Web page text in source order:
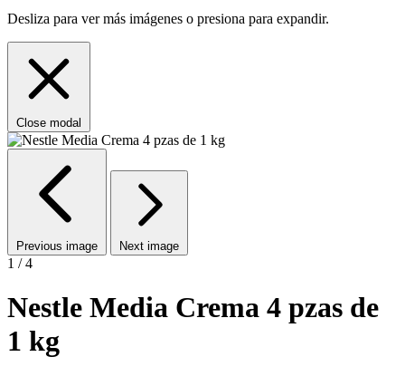
Desliza para ver más imágenes o presiona para expandir.
Close modal
Previous image Next image
1 / 4
Nestle Media Crema 4 pzas de
1 kg